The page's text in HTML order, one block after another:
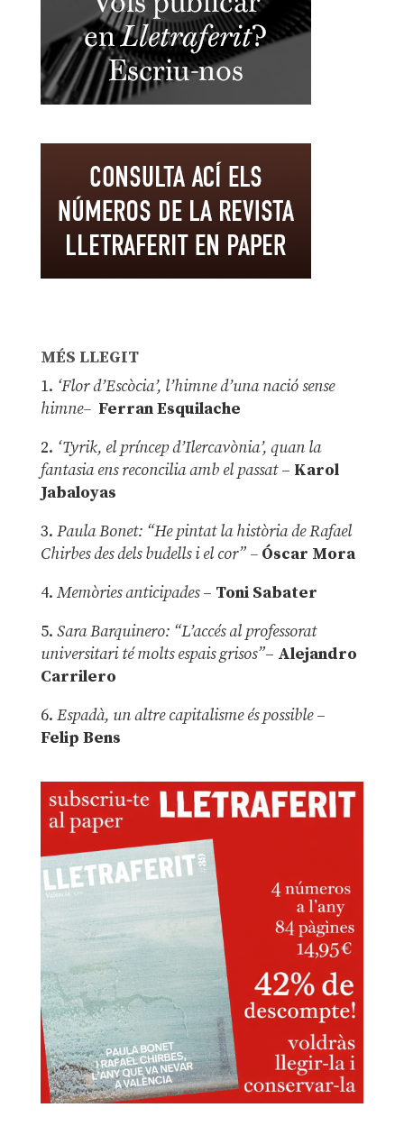
MÉS LLEGIT
1. ‘Flor d’Escòcia’, l’himne d’una nació sense
himne– Ferran Esquilache
2. ‘Tyrik, el príncep d’Ilercavònia’, quan la
fantasia ens reconcilia amb el passat– Karol
Jabaloyas
3. Paula Bonet: “He pintat la història de Rafael
Chirbes des dels budells i el cor” –Óscar Mora
4. Memòries anticipades– Toni Sabater
5. Sara Barquinero: “L’accés al professorat
universitari té molts espais grisos”– Alejandro
Carrilero
6. Espadà, un altre capitalisme és possible –
Felip Bens